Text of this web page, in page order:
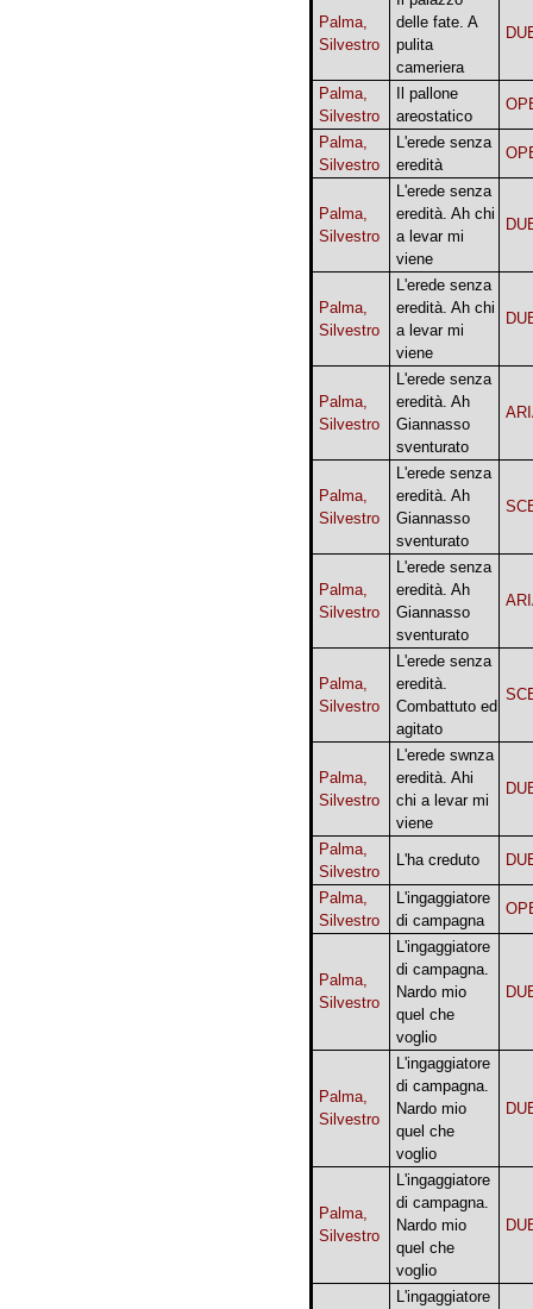
Palma,
Silvestro
delle fate. A
pulita
cameriera
Palma,
Silvestro
Il pallone
areostatico
Palma,
Silvestro
L'erede senza
eredità
Palma,
Silvestro
L'erede senza
eredità. Ah chi
a levar mi
viene
Palma,
Silvestro
L'erede senza
eredità. Ah chi
a levar mi
viene
Palma,
Silvestro
L'erede senza
eredità. Ah
Giannasso
sventurato
Palma,
Silvestro
L'erede senza
eredità. Ah
Giannasso
sventurato
Palma,
Silvestro
L'erede senza
eredità. Ah
Giannasso
sventurato
Palma,
Silvestro
L'erede senza
eredità.
Combattuto ed
agitato
Palma,
Silvestro
L'erede swnza
eredità. Ahi
chi a levar mi
viene
Palma,
Silvestro
L'ha creduto
Palma,
Silvestro
L'ingaggiatore
di campagna
Palma,
Silvestro
L'ingaggiatore
di campagna.
Nardo mio
quel che
voglio
Palma,
Silvestro
L'ingaggiatore
di campagna.
Nardo mio
quel che
voglio
Palma,
Silvestro
L'ingaggiatore
di campagna.
Nardo mio
quel che
voglio
L'ingaggiatore